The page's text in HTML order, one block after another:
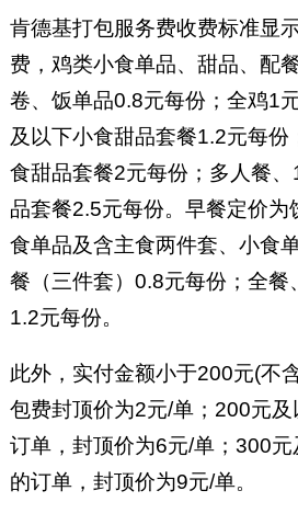
肯德基打包服务费收费标准显
费，鸡类小食单品、甜品、配
卷、饭单品0.8元每份；全鸡1
及以下小食甜品套餐1.2元每
食甜品套餐2元每份；多人餐
品套餐2.5元每份。早餐定价为
食单品及含主食两件套、小食
餐（三件套）0.8元每份；全餐
1.2元每份。
此外，实付金额小于200元(不
包费封顶价为2元/单；200元
订单，封顶价为6元/单；300
的订单，封顶价为9元/单。